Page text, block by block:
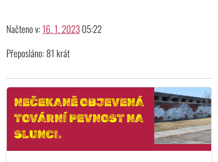
Načteno v:16. 1. 202305:22
Přeposláno: 81 krát
NEČEKANĚ OBJEVENÁ
TOVÁRNÍ PEVNOST NA
SLUNCI.